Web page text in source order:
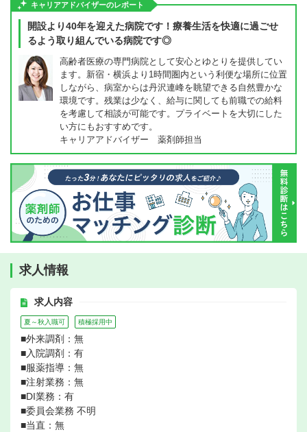
キャリアアドバイザーのレポート
開設より40年を迎えた病院です！療養生活を快適に過ごせ
るよう取り組んでいる病院です◎
高齢者医療の専門病院として安心とゆとりを提供してい
ます。新宿・横浜より1時間圏内という利便な場所に位置
しながら、病室からは丹沢連峰を眺望できる自然豊かな
環境です。残業は少なく、給与に関しても前職での給料
を考慮して相談が可能です。プライベートを大切にした
い方にもおすすめです。
キャリアアドバイザー 薬剤師担当
求人情報
求人内容
夏～秋入職可 積極採用中
■外来調剤：無
■入院調剤：有
■服薬指導：無
■注射業務：無
■DI業務：有
■委員会業務 不明
■当直：無